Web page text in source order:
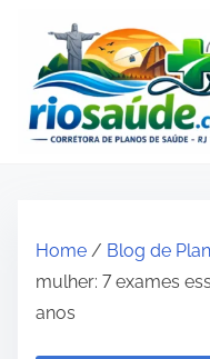
Home / Blog de
mulher: 7 exames
anos